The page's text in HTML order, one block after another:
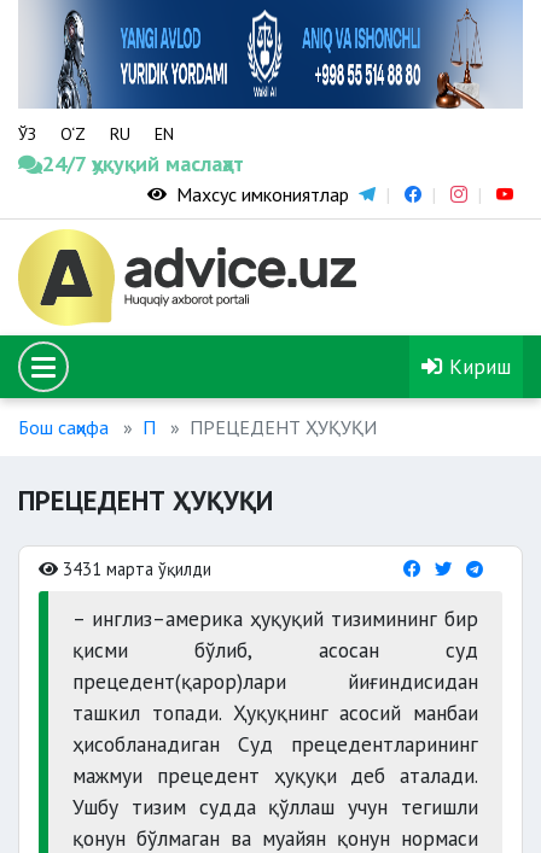
ЎЗ O‘Z RU EN
24/7 ҳуқуқий маслаҳат
Махсус имкониятлар
Кириш
Бош саҳифа П ПРЕЦЕДЕНТ ҲУҚУҚИ
ПРЕЦЕДЕНТ ҲУҚУҚИ
3431 марта ўқилди
– инглиз–америка ҳуқуқий тизимининг бир
қисми бўлиб, асосан суд
прецедент(қарор)лари йиғиндисидан
ташкил топади. Ҳуқуқнинг асосий манбаи
ҳисобланадиган Суд прецедентларининг
мажмуи прецедент ҳуқуқи деб аталади.
Ушбу тизим судда қўллаш учун тегишли
қонун бўлмаган ва муайян қонун нормаси